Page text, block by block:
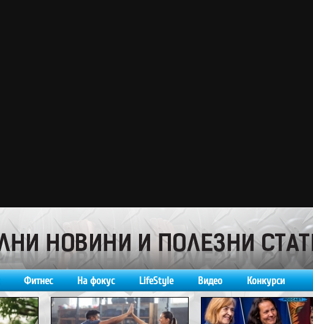
Фитнес На фокус LifeStyle Видео Конкурси